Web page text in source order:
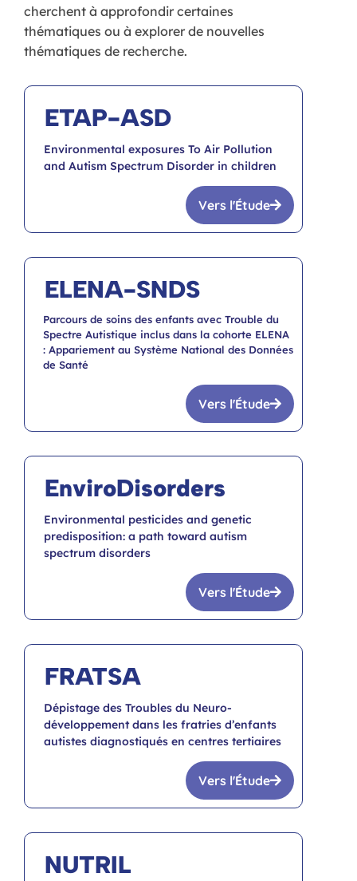
cherchent à approfondir certaines
thématiques ou à explorer de nouvelles
thématiques de recherche.
ETAP-ASD
Environmental exposures To Air Pollution
and Autism Spectrum Disorder in children
Vers l'Étude
ELENA-SNDS
Parcours de soins des enfants avec Trouble du
Spectre Autistique inclus dans la cohorte ELENA
: Appariement au Système National des Données
de Santé
Vers l'Étude
EnviroDisorders
Environmental pesticides and genetic
predisposition: a path toward autism
spectrum disorders
Vers l'Étude
FRATSA
Dépistage des Troubles du Neuro-
développement dans les fratries d’enfants
autistes diagnostiqués en centres tertiaires
Vers l'Étude
NUTRIL